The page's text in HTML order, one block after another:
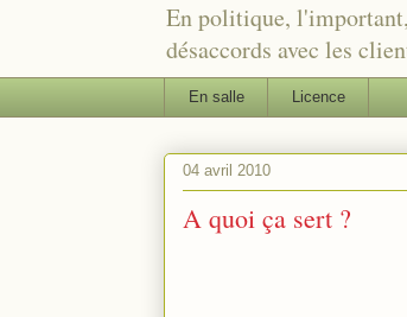
En politique,
désaccords avec les
En salle Licence
04 avril 2010
A quoi ça sert ?